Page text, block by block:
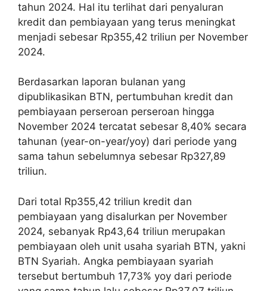
tahun 2024. Hal itu terlihat dari penyaluran
kredit dan pembiayaan yang terus meningkat
menjadi sebesar Rp355,42 triliun per November
2024.
Berdasarkan laporan bulanan yang
dipublikasikan BTN, pertumbuhan kredit dan
pembiayaan perseroan perseroan hingga
November 2024 tercatat sebesar 8,40% secara
tahunan (year-on-year/yoy) dari periode yang
sama tahun sebelumnya sebesar Rp327,89
triliun.
Dari total Rp355,42 triliun kredit dan
pembiayaan yang disalurkan per November
2024, sebanyak Rp43,64 triliun merupakan
pembiayaan oleh unit usaha syariah BTN, yakni
BTN Syariah. Angka pembiayaan syariah
tersebut bertumbuh 17,73% yoy dari periode